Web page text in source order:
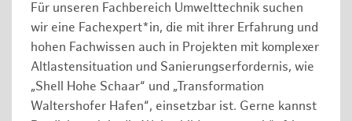
Für unseren Fachbereich Umwelttechnik suchen
wir eine Fachexpert*in, die mit ihrer Erfahrung und
hohen Fachwissen auch in Projekten mit komplexer
Altlastensituation und Sanierungserfordernis, wie
„Shell Hohe Schaar“ und „Transformation
Waltershofer Hafen“, einsetzbar ist. Gerne kannst